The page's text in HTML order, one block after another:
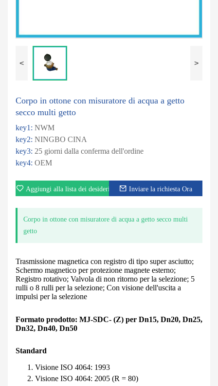
< >
Corpo in ottone con misuratore di acqua a getto
secco multi getto
key1: NWM
key2: NINGBO CINA
key3: 25 giorni dalla conferma dell'ordine
key4: OEM
Aggiungi alla lista dei desideri Inviare la richiesta Ora
Corpo in ottone con misuratore di acqua a getto secco multi
getto
Trasmissione magnetica con registro di tipo super asciutto;
Schermo magnetico per protezione magnete esterno;
Registro rotativo; Valvola di non ritorno per la selezione; 5
rulli o 8 rulli per la selezione; Con visione dell'uscita a
impulsi per la selezione
Formato prodotto: MJ-SDC- (Z) per Dn15, Dn20, Dn25,
Dn32, Dn40, Dn50
Standard
Visione ISO 4064: 1993
Visione ISO 4064: 2005 (R = 80)